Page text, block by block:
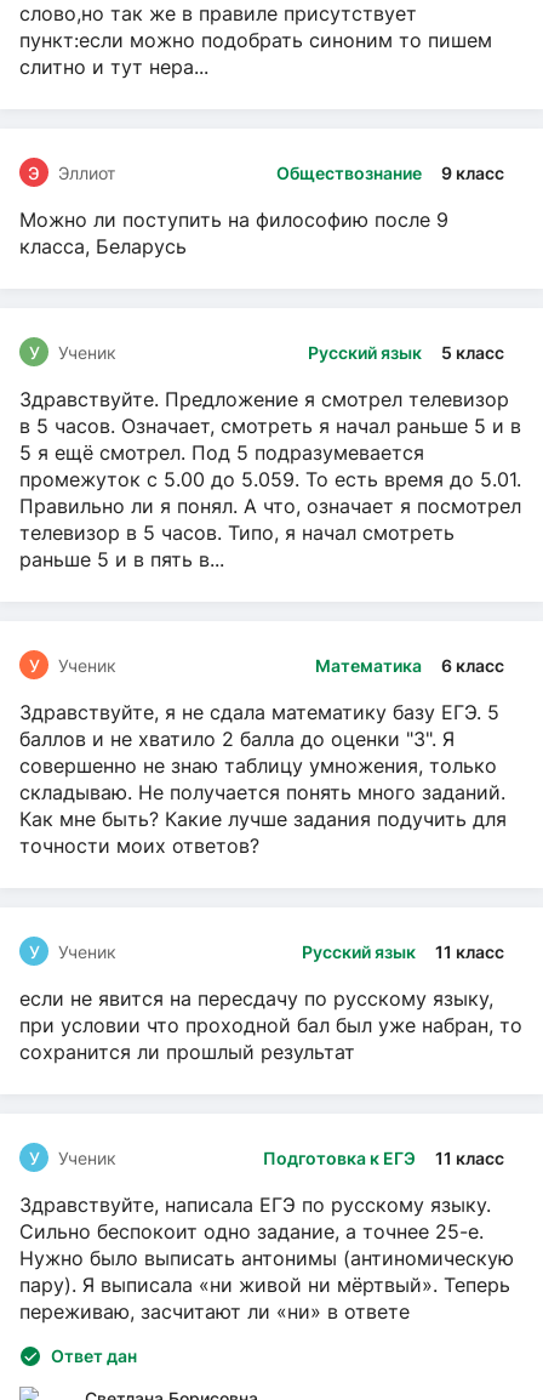
слово,но так же в правиле присутствует
пункт:если можно подобрать синоним то пишем
слитно и тут нера...
Обществознание 9 класс
Э Эллиот
Можно ли поступить на философию после 9
класса, Беларусь
Русский язык 5 класс
У Ученик
Здравствуйте. Предложение я смотрел телевизор
в 5 часов. Означает, смотреть я начал раньше 5 и в
5 я ещё смотрел. Под 5 подразумевается
промежуток с 5.00 до 5.059. То есть время до 5.01.
Правильно ли я понял. А что, означает я посмотрел
телевизор в 5 часов. Типо, я начал смотреть
раньше 5 и в пять в...
Математика 6 класс
У Ученик
Здравствуйте, я не сдала математику базу ЕГЭ. 5
баллов и не хватило 2 балла до оценки "3". Я
совершенно не знаю таблицу умножения, только
складываю. Не получается понять много заданий.
Как мне быть? Какие лучше задания подучить для
точности моих ответов?
Русский язык 11 класс
У Ученик
если не явится на пересдачу по русскому языку,
при условии что проходной бал был уже набран, то
сохранится ли прошлый результат
Подготовка к ЕГЭ 11 класс
У Ученик
Здравствуйте, написала ЕГЭ по русскому языку.
Сильно беспокоит одно задание, а точнее 25-е.
Нужно было выписать антонимы (антиномическую
пару). Я выписала «ни живой ни мёртвый». Теперь
переживаю, засчитают ли «ни» в ответе
Ответ дан